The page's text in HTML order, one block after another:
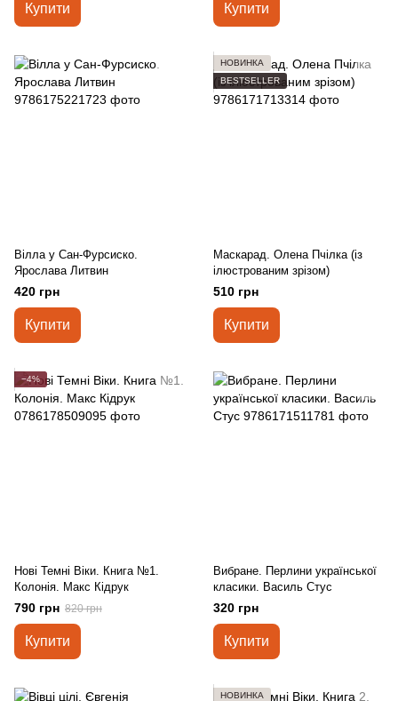
Купити Купити
Вілла у Сан-Фурсиско.
Ярослава Литвин
420 грн
Купити
НОВИНКА
BESTSELLER
Маскарад. Олена Пчілка (із
ілюстрованим зрізом)
510 грн
Купити
−4%
Нові Темні Віки. Книга №1.
Колонія. Макс Кідрук
790 грн 820 грн
Купити
Вибране. Перлини української
класики. Василь Стус
320 грн
Купити
НОВИНКА